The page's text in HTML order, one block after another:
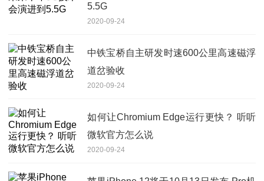
5.5G
2020-09-24
中铁宝桥自主研发时速600公里高速磁浮
道岔验收
2020-09-24
如何让Chromium Edge运行更快？ 听听
微软官方怎么说
2020-09-24